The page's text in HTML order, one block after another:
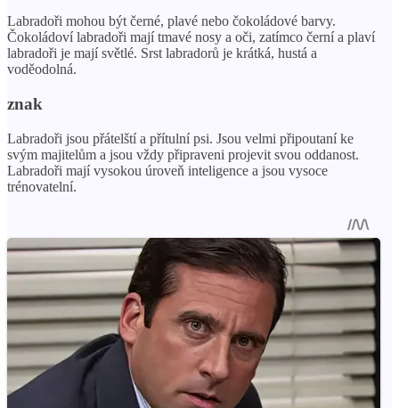
Labradoři mohou být černé, plavé nebo čokoládové barvy.
Čokoládoví labradoři mají tmavé nosy a oči, zatímco černí a plaví
labradoři je mají světlé. Srst labradorů je krátká, hustá a
voděodolná.
znak
Labradoři jsou přátelští a přítulní psi. Jsou velmi připoutaní ke
svým majitelům a jsou vždy připraveni projevit svou oddanost.
Labradoři mají vysokou úroveň inteligence a jsou vysoce
trénovatelní.